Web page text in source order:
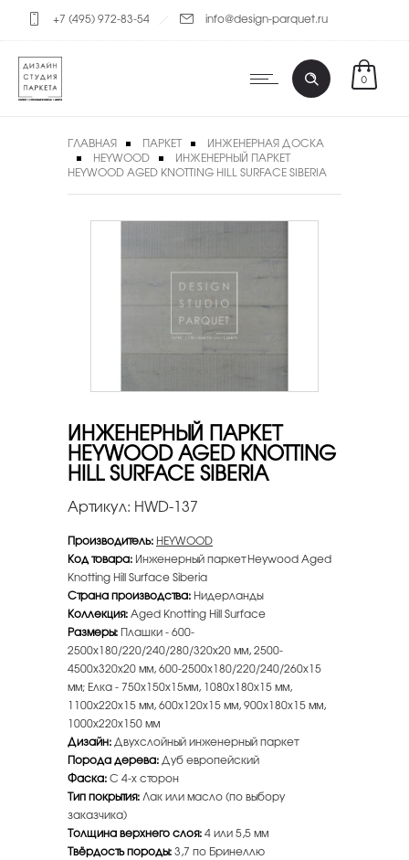
+7 (495) 972-83-54 info@design-parquet.ru
0
ГЛАВНАЯ ПАРКЕТ
ИНЖЕНЕРНАЯ ДОСКА
HEYWOOD
ИНЖЕНЕРНЫЙ ПАРКЕТ
HEYWOOD AGED KNOTTING HILL SURFACE SIBERIA
ИНЖЕНЕРНЫЙ ПАРКЕТ
HEYWOOD AGED KNOTTING
HILL SURFACE SIBERIA
Артикул: HWD-137
Производитель: HEYWOOD
Код товара: Инженерный паркет Heywood Aged
Knotting Hill Surface Siberia
Страна производства: Нидерланды
Коллекция:Aged Knotting Hill Surface
Размеры: Плашки - 600-
2500х180/220/240/280/320х20 мм, 2500-
4500х320х20 мм, 600-2500х180/220/240/260х15
мм; Елка - 750х150х15мм, 1080х180х15 мм,
1100х220х15 мм, 600х120х15 мм, 900х180х15 мм,
1000х220х150 мм
Дизайн:Двухслойный инженерный паркет
Порода дерева:Дуб европейский
Фаска:С 4-х сторон
Тип покрытия:Лак или масло (по выбору
заказчика)
Толщина верхнего слоя:4 или 5,5 мм
Твёрдость породы:3,7 по Бринеллю